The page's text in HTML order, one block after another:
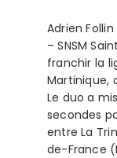
Adrien
– SNSM
franchir la
Martinique,
Le duo a
secondes
entre La
de-France